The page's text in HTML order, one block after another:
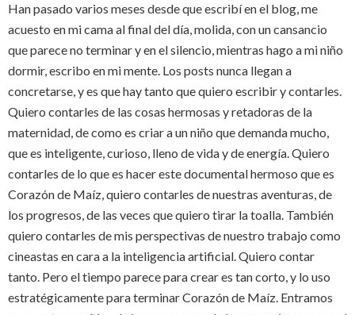
Han pasado varios meses desde que escribí en el blog, me
acuesto en mi cama al final del día, molida, con un cansancio
que parece no terminar y en el silencio, mientras hago a mi niño
dormir, escribo en mi mente. Los posts nunca llegan a
concretarse, y es que hay tanto que quiero escribir y contarles.
Quiero contarles de las cosas hermosas y retadoras de la
maternidad, de como es criar a un niño que demanda mucho,
que es inteligente, curioso, lleno de vida y de energía. Quiero
contarles de lo que es hacer este documental hermoso que es
Corazón de Maíz, quiero contarles de nuestras aventuras, de
los progresos, de las veces que quiero tirar la toalla. También
quiero contarles de mis perspectivas de nuestro trabajo como
cineastas en cara a la inteligencia artificial. Quiero contar
tanto. Pero el tiempo parece para crear es tan corto, y lo uso
estratégicamente para terminar Corazón de Maíz. Entramos